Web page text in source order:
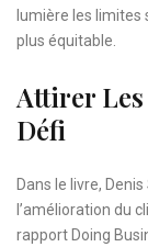
lumière les limites
plus équitable.
Attirer
Défi
Dans le livre,
l’amélioration du
rapport Doing